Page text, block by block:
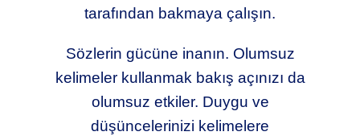
tarafından bakmaya çalışın.
Sözlerin gücüne inanın. Olumsuz
kelimeler kullanmak bakış açınızı da
olumsuz etkiler. Duygu ve
düşüncelerinizi kelimelere